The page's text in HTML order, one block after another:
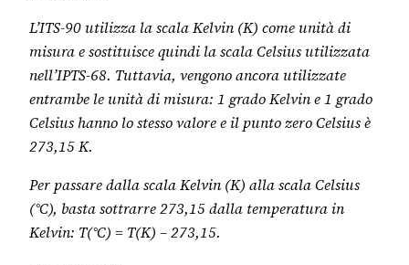
L’ITS-90 utilizza la scala Kelvin (K) come unità di
misura e sostituisce quindi la scala Celsius utilizzata
nell’IPTS-68. Tuttavia, vengono ancora utilizzate
entrambe le unità di misura: 1 grado Kelvin e 1 grado
Celsius hanno lo stesso valore e il punto zero Celsius è
273,15 K.
Per passare dalla scala Kelvin (K) alla scala Celsius
(°C), basta sottrarre 273,15 dalla temperatura in
Kelvin: T(°C) = T(K) – 273,15.